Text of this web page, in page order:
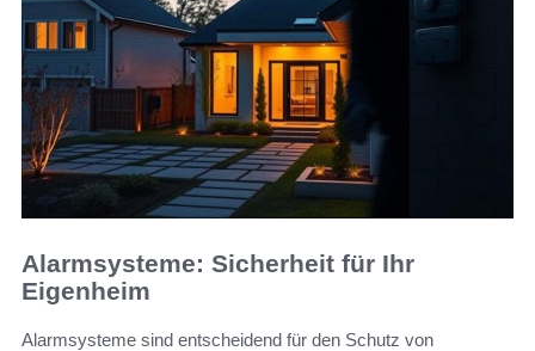
Alarmsysteme: Sicherheit für Ihr
Eigenheim
Alarmsysteme sind entscheidend für den Schutz von